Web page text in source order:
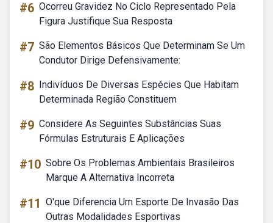
#6 Ocorreu Gravidez No Ciclo Representado Pela
Figura Justifique Sua Resposta
#7 São Elementos Básicos Que Determinam Se Um
Condutor Dirige Defensivamente:
#8 Indivíduos De Diversas Espécies Que Habitam
Determinada Região Constituem
#9 Considere As Seguintes Substâncias Suas
Fórmulas Estruturais E Aplicações
#10 Sobre Os Problemas Ambientais Brasileiros
Marque A Alternativa Incorreta
#11 O'que Diferencia Um Esporte De Invasão Das
Outras Modalidades Esportivas